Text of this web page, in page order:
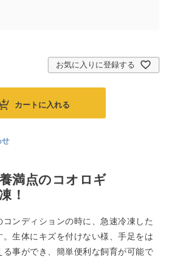
お気に入りに登録する
カートに入れる
せ
満点のコオロギ
！
ンディションの時に、急速冷凍した
生体にキズを付けない様、手足をは
事ができ、簡単便利な飼育が可能で